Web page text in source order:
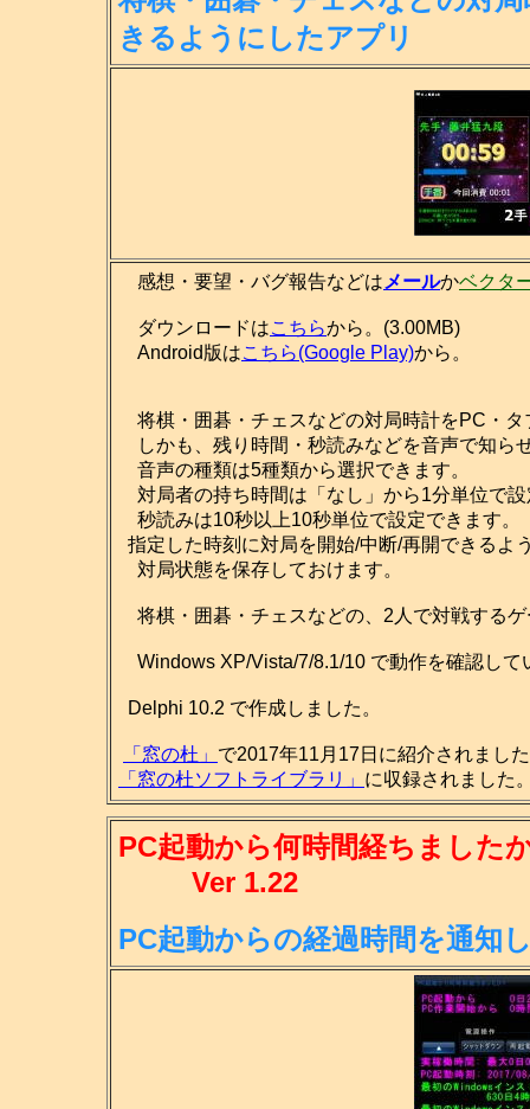
きる ようにしたアプリ
感想・要望・バグ報告などは メールかベクタ
ダウンロードはこちらから。(3.00MB)
Android版はこちら(Google Play)から。
将棋・囲碁・チェスなどの対局時計をPC・
しかも、残り時間・秒読みなどを音声で知ら
音声の種類は5種類から選択できます。
対局者の持ち時間は「なし」から1分単位で
秒読みは10秒以上10秒単位で設定できます。
指定した時刻に対局を開始/中断/再開できるよ
対局状態を保存しておけます。
将棋・囲碁・チェスなどの、2人で対戦する
Windows XP/Vista/7/8.1/10 で動作を確認して
Delphi 10.2 で作成しました。
「窓の杜」 で2017年11月17日に紹介されまし
「窓の杜ソフトライブラリ」 に収録されました
PC起動から何時間経ちました
Ver 1.22
PC起動からの経過時間を通知